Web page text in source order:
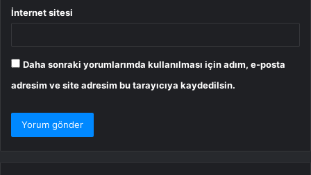
İnternet sitesi
Daha sonraki yorumlarımda kullanılması için adım, e-posta
adresim ve site adresim bu tarayıcıya kaydedilsin.